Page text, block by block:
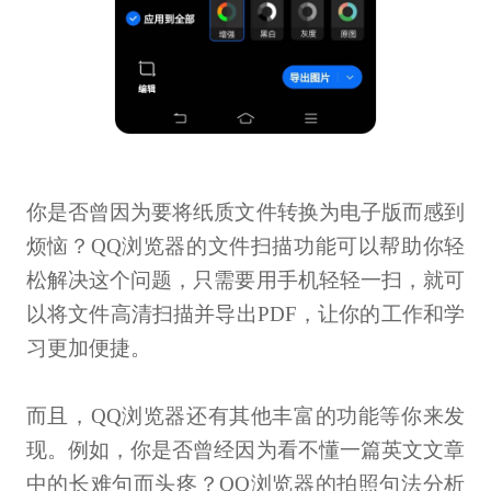
你是否曾因为要将纸质文件转换为电子版而感到
烦恼？QQ浏览器的文件扫描功能可以帮助你轻
松解决这个问题，只需要用手机轻轻一扫，就可
以将文件高清扫描并导出PDF，让你的工作和学
习更加便捷。
而且，QQ浏览器还有其他丰富的功能等你来发
现。例如，你是否曾经因为看不懂一篇英文文章
中的长难句而头疼？QQ浏览器的拍照句法分析